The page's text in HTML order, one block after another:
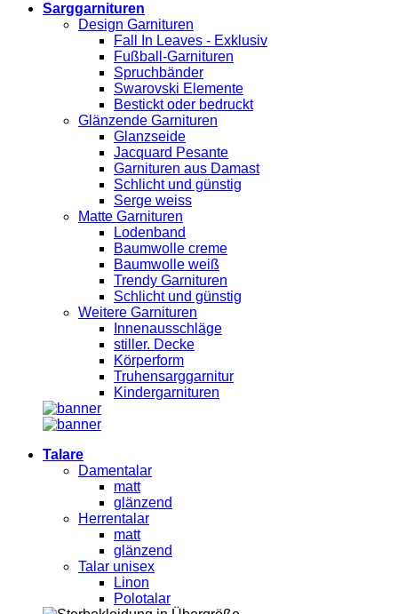
Sarggarnituren
Design Garnituren
Fall In Leaves - Exklusiv
Fußball-Garnituren
Spruchbänder
Swarovski Elemente
Bestickt oder bedruckt
Glänzende Garnituren
Glanzseide
Jacquard Pesante
Garnituren aus Damast
Schlicht und günstig
Serge weiss
Matte Garnituren
Lodenband
Baumwolle creme
Baumwolle weiß
Trendy Garnituren
Schlicht und günstig
Weitere Garnituren
Innenausschläge
stiller. Decke
Körperform
Truhensarggarnitur
Kindergarnituren
Talare
Damentalar
matt
glänzend
Herrentalar
matt
glänzend
Talar unisex
Linon
Polotalar